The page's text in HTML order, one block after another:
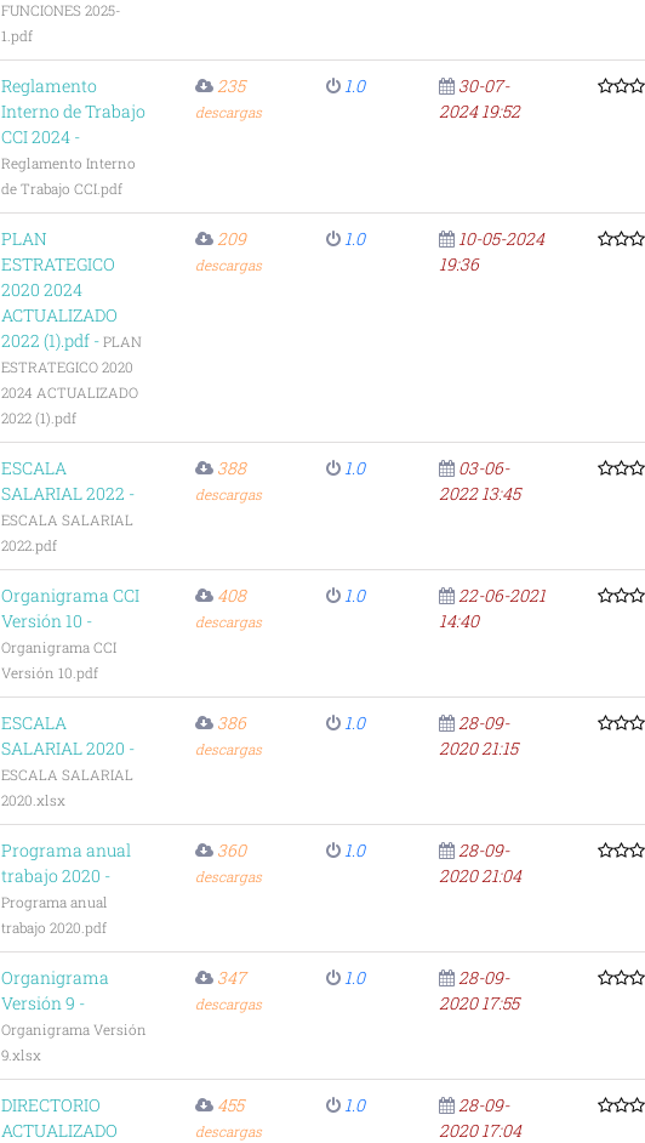
FUNCIONES 2025-
1.pdf
Reglamento
Interno de Trabajo
CCI 2024 -
Reglamento Interno
de Trabajo CCI.pdf
235
descargas
1.0
30-07-
2024 19:52
PLAN
ESTRATEGICO
2020 2024
ACTUALIZADO
2022 (1).pdf - PLAN
ESTRATEGICO 2020
2024 ACTUALIZADO
2022 (1).pdf
209
descargas
1.0
10-05-2024
19:36
ESCALA
SALARIAL 2022 -
ESCALA SALARIAL
2022.pdf
388
descargas
1.0
03-06-
2022 13:45
Organigrama CCI
Versión 10 -
Organigrama CCI
Versión 10.pdf
408
descargas
1.0
22-06-2021
14:40
ESCALA
SALARIAL 2020 -
ESCALA SALARIAL
2020.xlsx
386
descargas
1.0
28-09-
2020 21:15
Programa anual
trabajo 2020 -
Programa anual
trabajo 2020.pdf
360
descargas
1.0
28-09-
2020 21:04
Organigrama
Versión 9 -
Organigrama Versión
9.xlsx
347
descargas
1.0
28-09-
2020 17:55
DIRECTORIO
ACTUALIZADO
455
descargas
1.0
28-09-
2020 17:04